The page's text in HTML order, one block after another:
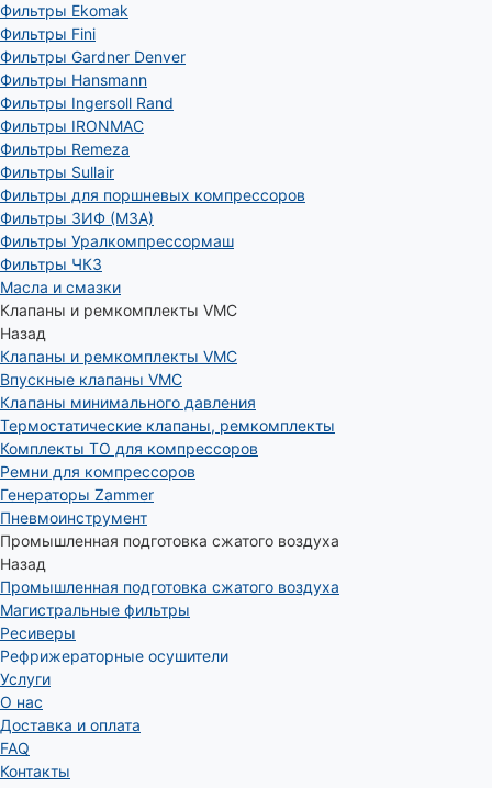
Фильтры Ekomak
Фильтры Fini
Фильтры Gardner Denver
Фильтры Hansmann
Фильтры Ingersoll Rand
Фильтры IRONMAC
Фильтры Remeza
Фильтры Sullair
Фильтры для поршневых компрессоров
Фильтры ЗИФ (МЗА)
Фильтры Уралкомпрессормаш
Фильтры ЧКЗ
Масла и смазки
Клапаны и ремкомплекты VMC
Назад
Клапаны и ремкомплекты VMC
Впускные клапаны VMC
Клапаны минимального давления
Термостатические клапаны, ремкомплекты
Комплекты ТО для компрессоров
Ремни для компрессоров
Генераторы Zammer
Пневмоинструмент
Промышленная подготовка сжатого воздуха
Назад
Промышленная подготовка сжатого воздуха
Магистральные фильтры
Ресиверы
Рефрижераторные осушители
Услуги
О нас
Доставка и оплата
FAQ
Контакты